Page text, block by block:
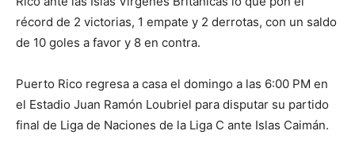
récord de 2 victorias, 1 empate y 2 derrotas, con un saldo
de 10 goles a favor y 8 en contra.
Puerto Rico regresa a casa el domingo a las 6:00 PM en
el Estadio Juan Ramón Loubriel para disputar su partido
final de Liga de Naciones de la Liga C ante Islas Caimán.